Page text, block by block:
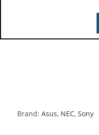
Brand: Asus, NEC, Sony